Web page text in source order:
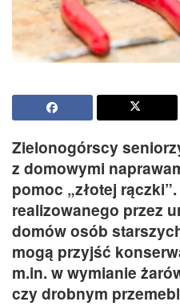
Zielonogórscy
z domowymi
pomoc „złotej
realizowanego przez
domów osób
mogą przyjść
m.in. w wymianie
czy drobnym